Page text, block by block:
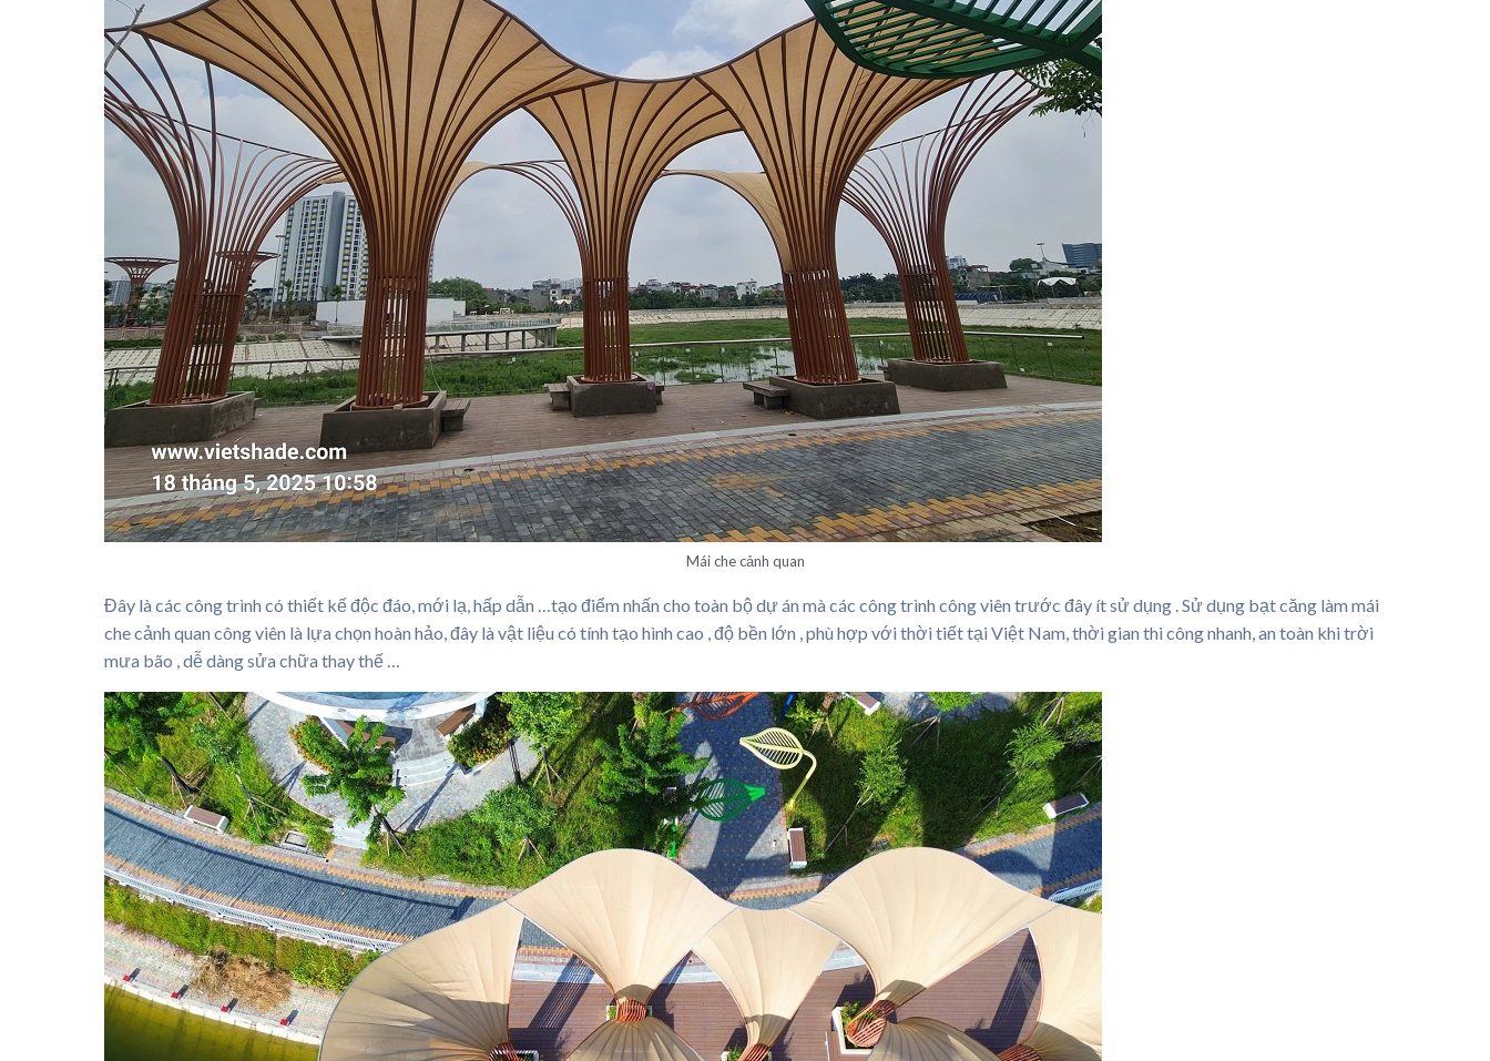
Mái che cảnh quan
Đây là các công trình có thiết kế độc đáo, mới lạ, hấp dẫn …tạo điểm nhấn cho toàn bộ dự án mà các công trình công viên trước đây ít sử dụng . Sử dụng bạt căng làm mái
che cảnh quan công viên là lựa chọn hoàn hảo, đây là vật liệu có tính tạo hình cao , độ bền lớn , phù hợp với thời tiết tại Việt Nam, thời gian thi công nhanh, an toàn khi trời
mưa bão , dễ dàng sửa chữa thay thế …